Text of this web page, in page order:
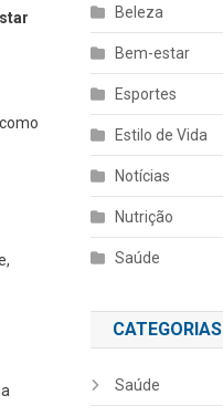
Beleza
Bem-estar
Esportes
Estilo de Vida
Notícias
Nutrição
Saúde
CATEGORIAS
Saúde